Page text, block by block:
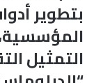
بتطوير
التمثيل